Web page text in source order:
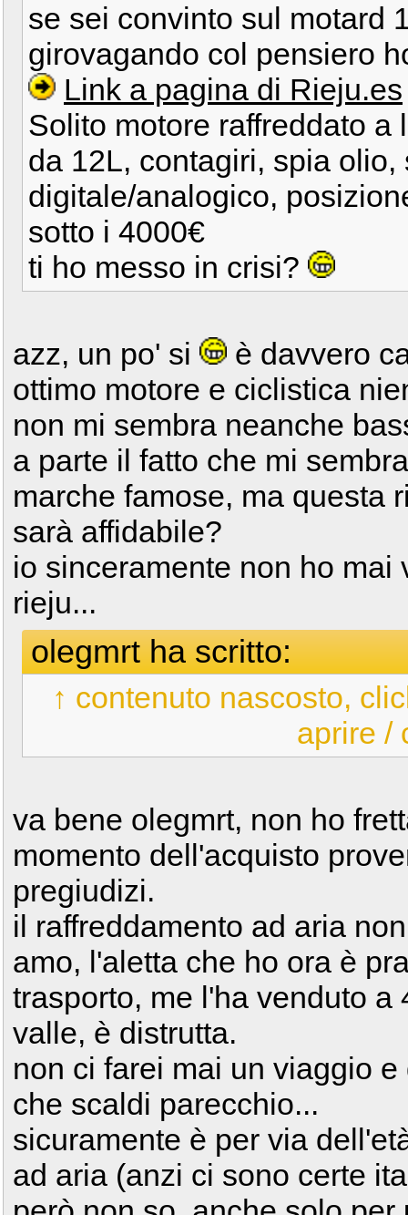
se sei convinto sul motard
girovagando col pensiero
Link a pagina di Rieju.es
Solito motore raffreddato a
da 12L, contagiri, spia
digitale/analogico,
sotto i 4000€
ti ho messo in crisi?
azz, un po' si
è davvero
ottimo motore e ciclistica
non mi sembra neanche
a parte il fatto che mi
marche famose, ma questa
sarà affidabile?
io sinceramente non ho mai
rieju...
olegmrt ha scritto:
↑ contenuto nascosto,
aprire /
va bene olegmrt, non ho
momento dell'acquisto
pregiudizi.
il raffreddamento ad aria
amo, l'aletta che ho ora è
trasporto, me l'ha venduto
valle, è distrutta.
non ci farei mai un viaggio
che scaldi parecchio...
sicuramente è per via
ad aria (anzi ci sono certe